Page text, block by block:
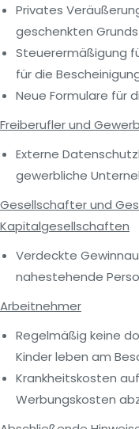
Privates
geschenkten
Steuerermäßigung
für die
Neue Formulare für
Freiberufler und
Externe
gewerbliche
Gesellschafter und
Kapitalgesellschaften
Verdeckte
nahestehende
Arbeitnehmer
Regelmäßig keine
Kinder leben am
Krankheitskosten
Werbungskosten